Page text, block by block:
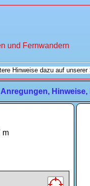
und Fernwandern
Hinweise dazu auf unserer
Hinweise,
m